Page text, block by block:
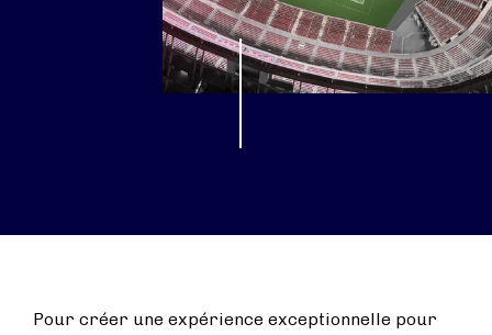
Pour créer une expérience exceptionnelle pour